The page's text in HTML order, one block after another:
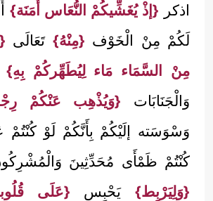
اذكر {إذْ يُغَشِّيكُمْ النُّعَاس أَمَنَة}
لَكُمْ مِنْ الْخَوْف {مِنْهُ} تَعَالَى
مِنْ السَّمَاء مَاء لِيُطَهِّركُمْ بِهِ}
وَالْجَنَابَات {وَيُذْهِب عَنْكُمْ
وَسْوَسَته إلَيْكُمْ بِأَنَّكُمْ لَوْ
كُنْتُمْ ظَمْأَى مُحَدِّثِينَ
{وَلِيَرْبِط} يَحْبِس {عَلَى